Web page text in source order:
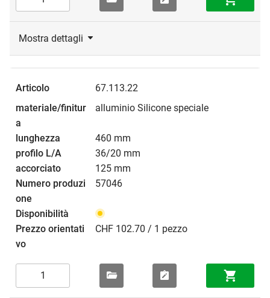
Mostra dettagli
67.113.22
alluminio Silicone speciale
460 mm
36/20 mm
125 mm
57046
CHF 102.70 / 1 pezzo